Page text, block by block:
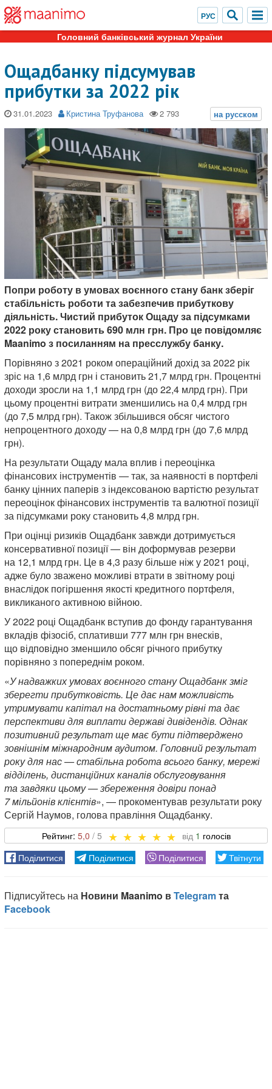
Головний банківський журнал України
Ощадбанку підсумував
прибутки за 2022 рік
31.01.2023 Кристина Труфанова
Попри роботу в умовах воєнного стану банк зберіг
стабільність роботи та забезпечив прибуткову
діяльність. Чистий прибуток Ощаду за підсумками
2022 року становить 690 млн грн. Про це повідомляє
Maanimo з посиланням на пресслужбу банку.
Порівняно з 2021 роком операційний дохід за 2022 рік
зріс на 1,6 млрд грн і становить 21,7 млрд грн. Процентні
доходи зросли на 1,1 млрд грн (до 22,4 млрд грн). При
цьому процентні витрати зменшились на 0,4 млрд грн
(до 7,5 млрд грн). Також збільшився обсяг чистого
непроцентного доходу — на 0,8 млрд грн (до 7,6 млрд
грн).
На результати Ощаду мала вплив і переоцінка
фінансових інструментів — так, за наявності в портфелі
банку цінних паперів з індексованою вартістю результат
переоцінок фінансових інструментів та валютної позиції
за підсумками року становить 4,8 млрд грн.
При оцінці ризиків Ощадбанк завжди дотримується
консервативної позиції — він доформував резерви
на 12,1 млрд грн. Це в 4,3 разу більше ніж у 2021 році,
адже було зважено можливі втрати в звітному році
внаслідок погіршення якості кредитного портфеля,
викликаного активною війною.
У 2022 році Ощадбанк вступив до фонду гарантування
вкладів фізосіб, сплативши 777 млн грн внесків,
що відповідно зменшило обсяг річного прибутку
порівняно з попереднім роком.
«У надважких умовах воєнного стану Ощадбанк зміг
зберегти прибутковість. Це дає нам можливість
утримувати капітал на достатньому рівні та дає
перспективи для виплати державі дивідендів. Однак
позитивний результат ще має бути підтверджено
зовнішнім міжнародним аудитом. Головний результат
року для нас — стабільна робота всього банку, мережі
відділень, дистанційних каналів обслуговування
та завдяки цьому — збереження довіри понад
7 мільйонів клієнтів», — прокоментував результати року
Сергій Наумов, голова правління Ощадбанку.
5,0 1